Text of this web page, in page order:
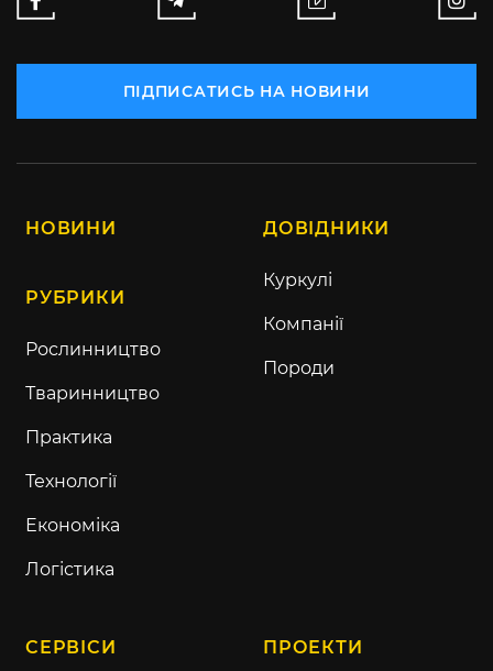
ПІДПИСАТИСЬ НА НОВИНИ
НОВИНИ
РУБРИКИ
Рослинництво
Тваринництво
Практика
Технології
Економіка
Логістика
ДОВІДНИКИ
Куркулі
Компанії
Породи
СЕРВІСИ ПРОЕКТИ